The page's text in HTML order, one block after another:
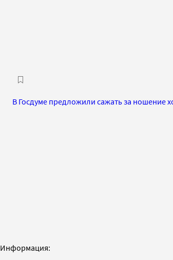
В Госдуме предложили сажать за ношение
Информация: